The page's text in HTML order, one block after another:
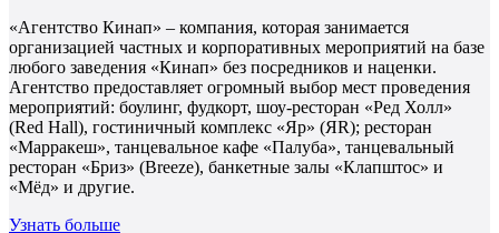
«Агентство Кинап» – компания, которая занимается
организацией частных и корпоративных мероприятий на базе
любого заведения «Кинап» без посредников и наценки.
Агентство предоставляет огромный выбор мест проведения
мероприятий: боулинг, фудкорт, шоу-ресторан «Ред Холл»
(Red Hall), гостиничный комплекс «Яр» (ЯR); ресторан
«Марракеш», танцевальное кафе «Палуба», танцевальный
ресторан «Бриз» (Breeze), банкетные залы «Клапштос» и
«Мёд» и другие.
Узнать больше